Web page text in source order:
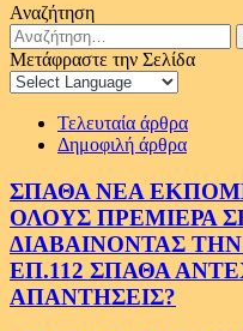
Αναζήτηση
Αναζήτηση
για:
Μετάφραστε την Σελίδα
Τελευταία άρθρα
Δημοφιλή άρθρα
ΣΠΑΘΑ ΝΕΑ
ΟΛΟΥΣ ΠΡΕΜΙΕΡΑ
ΔΙΑΒΑΙΝΟΝΤΑΣ
ΕΠ.112 ΣΠΑΘΑ
ΑΠΑΝΤΗΣΕΙΣ?